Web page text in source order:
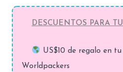
DESCUENTOS PARA
US$10 de regalo en tu
Worldpackers